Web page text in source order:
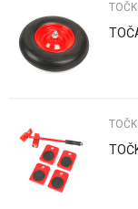
Anti-spam zaštita -
POŠALJI